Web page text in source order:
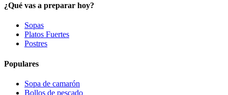
¿Qué vas a preparar hoy?
Sopas
Platos Fuertes
Postres
Populares
Sopa de camarón
Bollos de pescado